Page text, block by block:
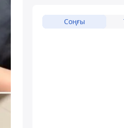
Соңғы